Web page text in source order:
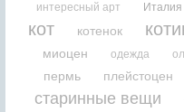
интересный арт Италия
кот котенок
миоцен одежда
пермь плейстоцен
старинные вещи